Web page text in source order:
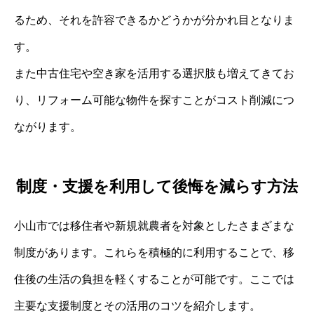
るため、それを許容できるかどうかが分かれ目となりま
す。
また中古住宅や空き家を活用する選択肢も増えてきてお
り、リフォーム可能な物件を探すことがコスト削減につ
ながります。
制度・支援を利用して後悔を減らす方法
小山市では移住者や新規就農者を対象としたさまざまな
制度があります。これらを積極的に利用することで、移
住後の生活の負担を軽くすることが可能です。ここでは
主要な支援制度とその活用のコツを紹介します。